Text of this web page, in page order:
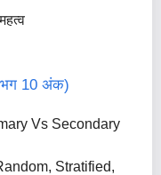
10 अंक)
Vs Secondary
Stratified,